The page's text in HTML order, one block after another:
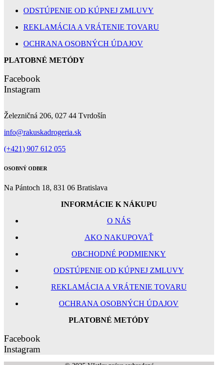
ODSTÚPENIE OD KÚPNEJ ZMLUVY
REKLAMÁCIA A VRÁTENIE TOVARU
OCHRANA OSOBNÝCH ÚDAJOV
PLATOBNÉ METÓDY
Facebook
Instagram
Železničná 206, 027 44 Tvrdošín
info@rakuskadrogeria.sk
(+421) 907 612 055
OSOBNÝ ODBER
Na Pántoch 18, 831 06 Bratislava
INFORMÁCIE K NÁKUPU
O NÁS
AKO NAKUPOVAŤ
OBCHODNÉ PODMIENKY
ODSTÚPENIE OD KÚPNEJ ZMLUVY
REKLAMÁCIA A VRÁTENIE TOVARU
OCHRANA OSOBNÝCH ÚDAJOV
PLATOBNÉ METÓDY
Facebook
Instagram